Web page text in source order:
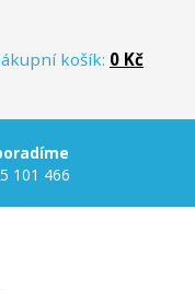
košík: 0 Kč
101 466